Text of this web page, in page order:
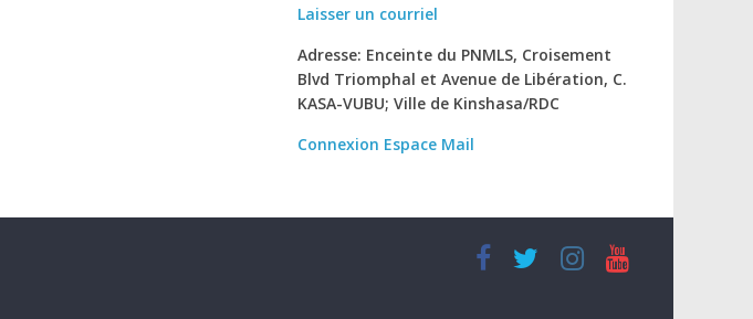
Laisser un courriel
Adresse: Enceinte du PNMLS, Croisement
Blvd Triomphal et Avenue de Libération, C.
KASA-VUBU; Ville de Kinshasa/RDC
Connexion Espace Mail